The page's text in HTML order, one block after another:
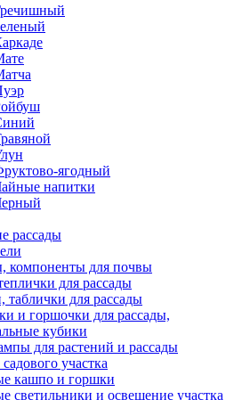
ягодный
напитки
рассады
компоненты для почвы
для рассады
таблички для рассады
и горшочки для рассады,
кубики
для растений и рассады
участка
кашпо и горшки
светильники и освещение участка